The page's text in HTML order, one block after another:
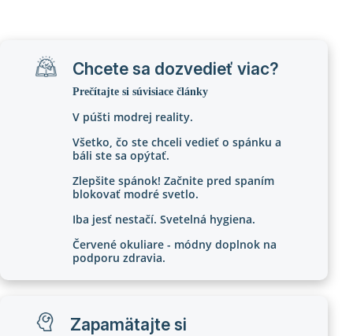
Chcete sa dozvedieť viac?
Prečítajte si súvisiace články
V púšti modrej reality.
Všetko, čo ste chceli vedieť o spánku a
báli ste sa opýtať.
Zlepšite spánok! Začnite pred spaním
blokovať modré svetlo.
Iba jesť nestačí. Svetelná hygiena.
Červené okuliare - módny doplnok na
podporu zdravia.
Zapamätajte si